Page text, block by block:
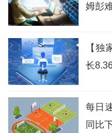
姆彭
【独
长
每日
同比